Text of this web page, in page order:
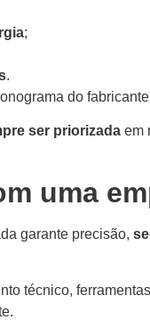
;
.
do
ser priorizada em
uma
garante precisão,
técnico,